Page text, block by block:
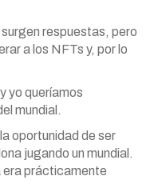
respuestas, pero
a los NFTs y, por lo
yo queríamos
mundial.
oportunidad de ser
jugando un mundial.
era prácticamente